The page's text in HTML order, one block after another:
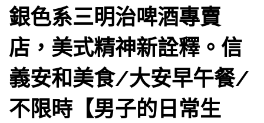
銀色系三明治啤酒專賣
店，美式精神新詮釋。信
義安和美食/大安早午餐/
不限時【男子的日常生